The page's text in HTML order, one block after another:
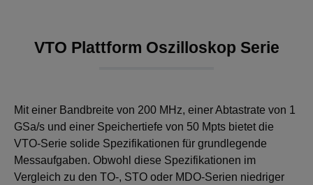
VTO Plattform Oszilloskop Serie
Mit einer Bandbreite von 200 MHz, einer Abtastrate von 1
GSa/s und einer Speichertiefe von 50 Mpts bietet die
VTO-Serie solide Spezifikationen für grundlegende
Messaufgaben. Obwohl diese Spezifikationen im
Vergleich zu den TO-, STO oder MDO-Serien niedriger